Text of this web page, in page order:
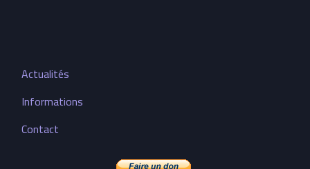
Actualités
Informations
Contact